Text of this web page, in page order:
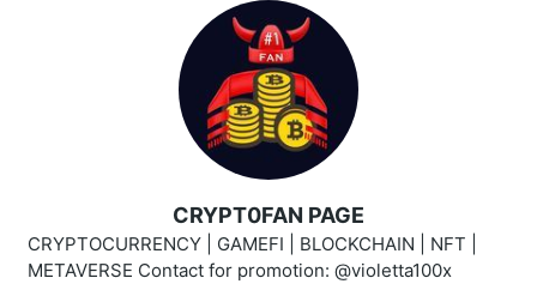
CRYPT0FAN PAGE
CRYPTOCURRENCY | GAMEFI | BLOCKCHAIN | NFT |
METAVERSE Contact for promotion: @violetta100x